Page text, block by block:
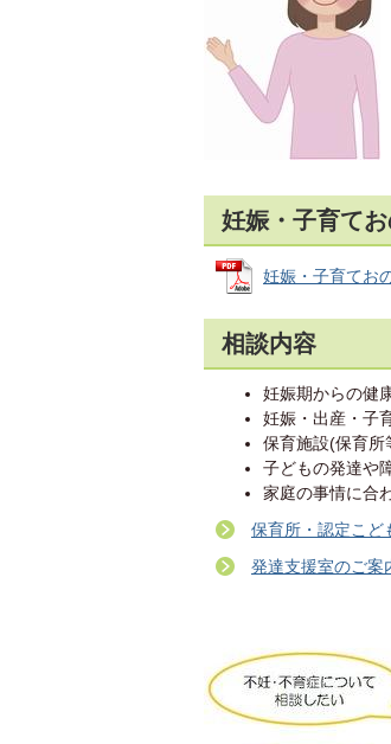
妊娠・子育て
妊娠・子育てお
相談内容
妊娠期からの健
妊娠・出産・子
保育施設(保育所
子どもの発達や
家庭の事情に合
保育所・認定こど
発達支援室のご案